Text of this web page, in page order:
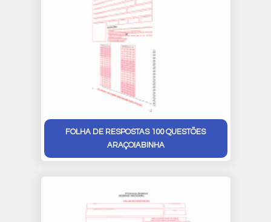
FOLHA DE RESPOSTAS 100 QUESTÕES
ARAÇOIABINHA